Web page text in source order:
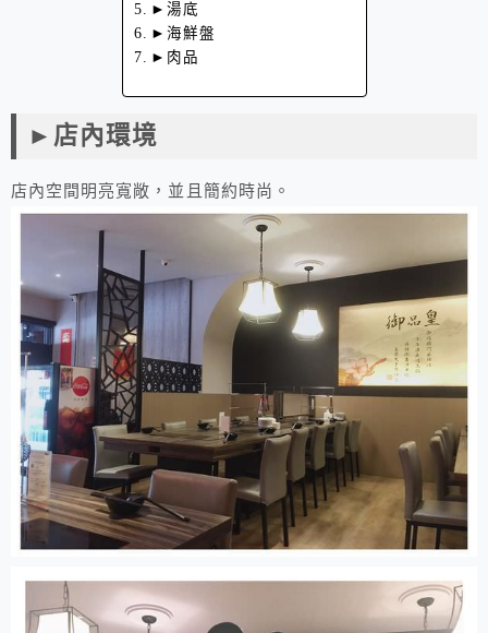
►湯底
►海鮮盤
►肉品
►店內環境
店內空間明亮寬敞，並且簡約時尚。